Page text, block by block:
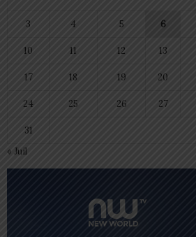
3 4 5 6
10 11 12 13
17 18 19 20
24 25 26 27
31
« Juil